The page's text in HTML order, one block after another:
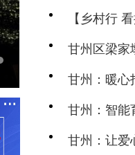
河西“峡谷
【乡村行
兴新图景
甘州区梁家
甘州：暖心
甘州：智能
民新图景
甘州：让爱